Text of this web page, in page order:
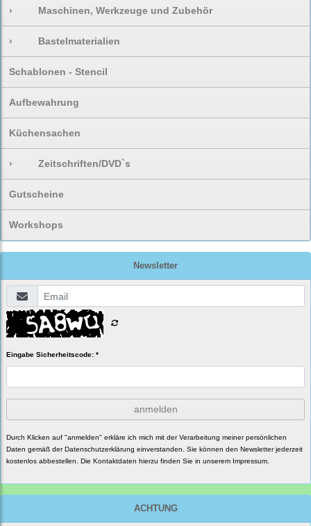
› Maschinen, Werkzeuge und Zubehör
› Bastelmaterialien
Schablonen - Stencil
Aufbewahrung
Küchensachen
› Zeitschriften/DVD`s
Gutscheine
Workshops
Newsletter
Eingabe Sicherheitscode: *
anmelden
Durch Klicken auf "anmelden" erkläre ich mich mit der Verarbeitung meiner persönlichen
Daten gemäß der Datenschutzerklärung einverstanden. Sie können den Newsletter jederzeit
kostenlos abbestellen. Die Kontaktdaten hierzu finden Sie in unserem Impressum.
ACHTUNG